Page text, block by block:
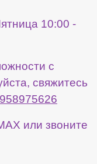
10:00 -
с
свяжитесь
или звоните